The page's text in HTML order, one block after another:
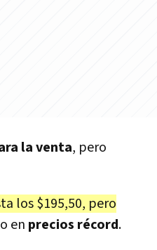
la venta, pero
los $195,50, pero
en precios récord.